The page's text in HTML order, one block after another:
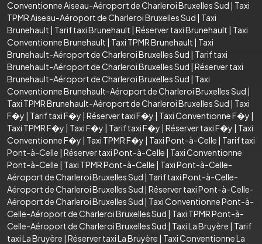
Conventionne Aiseau-Aéroport de Charleroi Bruxelles Sud | Taxi
TPMR Aiseau-Aéroport de Charleroi Bruxelles Sud | Taxi
Brunehault | Tarif taxi Brunehault | Réserver taxi Brunehault | Taxi
Conventionne Brunehault | Taxi TPMR Brunehault | Taxi
Brunehault-Aéroport de Charleroi Bruxelles Sud | Tarif taxi
Brunehault-Aéroport de Charleroi Bruxelles Sud | Réserver taxi
Brunehault-Aéroport de Charleroi Bruxelles Sud | Taxi
Conventionne Brunehault-Aéroport de Charleroi Bruxelles Sud |
Taxi TPMR Brunehault-Aéroport de Charleroi Bruxelles Sud | Taxi
F�y | Tarif taxi F�y | Réserver taxi F�y | Taxi Conventionne F�y |
Taxi TPMR F�y | Taxi F�y | Tarif taxi F�y | Réserver taxi F�y | Taxi
Conventionne F�y | Taxi TPMR F�y | Taxi Pont-à-Celle | Tarif taxi
Pont-à-Celle | Réserver taxi Pont-à-Celle | Taxi Conventionne
Pont-à-Celle | Taxi TPMR Pont-à-Celle | Taxi Pont-à-Celle-
Aéroport de Charleroi Bruxelles Sud | Tarif taxi Pont-à-Celle-
Aéroport de Charleroi Bruxelles Sud | Réserver taxi Pont-à-Celle-
Aéroport de Charleroi Bruxelles Sud | Taxi Conventionne Pont-à-
Celle-Aéroport de Charleroi Bruxelles Sud | Taxi TPMR Pont-à-
Celle-Aéroport de Charleroi Bruxelles Sud | Taxi La Bruyère | Tarif
taxi La Bruyère | Réserver taxi La Bruyère | Taxi Conventionne La